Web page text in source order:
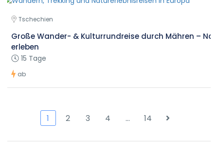
Tschechien
Große Wander- & Kulturrundreise durch Mähren –
erleben
15 Tage
ab
1 2 3 4 … 14